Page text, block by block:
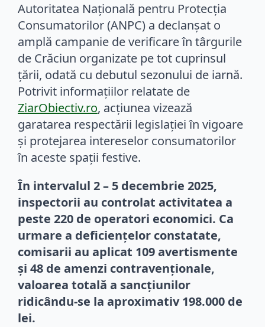
Autoritatea Națională pentru Protecția
Consumatorilor (ANPC) a declanșat o
amplă campanie de verificare în târgurile
de Crăciun organizate pe tot cuprinsul
țării, odată cu debutul sezonului de iarnă.
Potrivit informațiilor relatate de
ZiarObiectiv.ro, acțiunea vizează
garatarea respectării legislației în vigoare
și protejarea intereselor consumatorilor
în aceste spații festive.
În intervalul 2 – 5 decembrie 2025,
inspectorii au controlat activitatea a
peste 220 de operatori economici. Ca
urmare a deficiențelor constatate,
comisarii au aplicat 109 avertismente
și 48 de amenzi contravenționale,
valoarea totală a sancțiunilor
ridicându-se la aproximativ 198.000 de
lei.